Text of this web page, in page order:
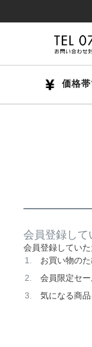
価格
会員登録して
会員登録してい
お買い物の
会員限定セ
気になる商